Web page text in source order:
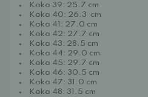
Koko 39: 25.7 cm
Koko 40: 26.3 cm
Koko 41: 27.0 cm
Koko 42: 27.7 cm
Koko 43: 28.5 cm
Koko 44: 29.0 cm
Koko 45: 29.7 cm
Koko 46: 30.5 cm
Koko 47: 31.0 cm
Koko 48: 31.5 cm